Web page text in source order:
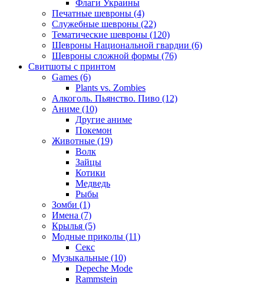
Флаги Украины
Печатные шевроны (4)
Служебные шевроны (22)
Тематические шевроны (120)
Шевроны Национальной гвардии (6)
Шевроны сложной формы (76)
Свитшоты с принтом
Games (6)
Plants vs. Zombies
Алкоголь. Пьянство. Пиво (12)
Аниме (10)
Другие аниме
Покемон
Животные (19)
Волк
Зайцы
Котики
Медведь
Рыбы
Зомби (1)
Имена (7)
Крылья (5)
Модные приколы (11)
Секс
Музыкальные (10)
Depeche Mode
Rammstein